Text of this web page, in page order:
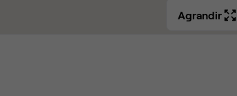
Agrandir